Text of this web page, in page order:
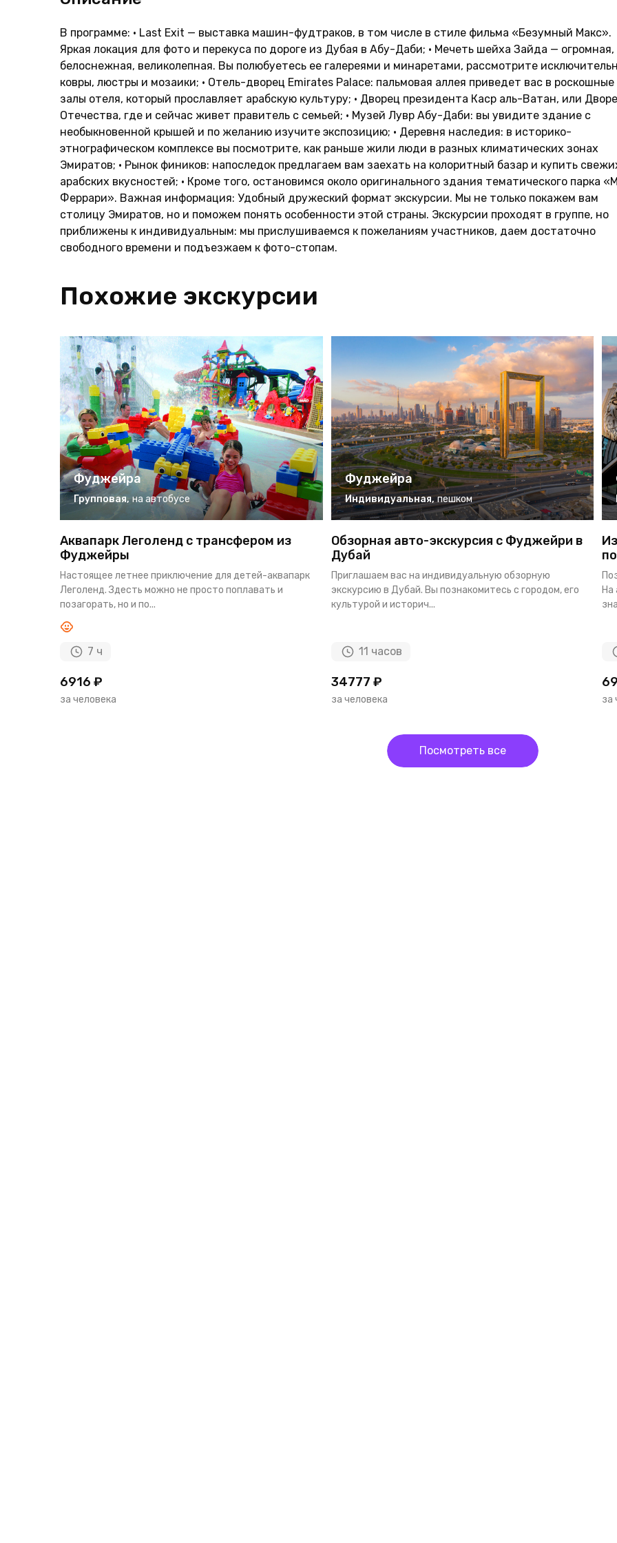
В программе: • Last Exit — выставка машин-фудтраков, в том числе в стиле фильма «Безумный Макс».
Яркая локация для фото и перекуса по дороге из Дубая в Абу-Даби; • Мечеть шейха Зайда — огромная,
белоснежная, великолепная. Вы полюбуетесь ее галереями и минаретами, рассмотрите
ковры, люстры и мозаики; • Отель-дворец Emirates Palace: пальмовая аллея приведет вас в роскошные
залы отеля, который прославляет арабскую культуру; • Дворец президента Каср аль-Ватан, или
Отечества, где и сейчас живет правитель с семьей; • Музей Лувр Абу-Даби: вы увидите здание с
необыкновенной крышей и по желанию изучите экспозицию; • Деревня наследия: в историко-
этнографическом комплексе вы посмотрите, как раньше жили люди в разных климатических зонах
Эмиратов; • Рынок фиников: напоследок предлагаем вам заехать на колоритный базар и купить
арабских вкусностей; • Кроме того, остановимся около оригинального здания тематического парка
Феррари». Важная информация: Удобный дружеский формат экскурсии. Мы не только покажем вам
столицу Эмиратов, но и поможем понять особенности этой страны. Экскурсии проходят в группе, но
приближены к индивидуальным: мы прислушиваемся к пожеланиям участников, даем достаточно
свободного времени и подъезжаем к фото-стопам.
Похожие экскурсии
Фуджейра
Групповая, на автобусе
Аквапарк Леголенд с трансфером из
Фуджейры
Настоящее летнее приключение для детей-аквапарк
Леголенд. Здесть можно не просто поплавать и
позагорать, но и по...
7 ч
6916 ₽
за человека
Фуджейра
Индивидуальная, пешком
Обзорная авто-экскурсия с Фуджейри в
Дубай
Приглашаем вас на индивидуальную обзорную
экскурсию в Дубай. Вы познакомитесь с городом, его
культурой и историч...
11 часов
34777 ₽
за человека
На
за
Посмотреть все